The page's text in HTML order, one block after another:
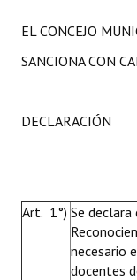
EL CONCEJO
SANCIONA CON
DECLARACIÓN
Art. 1°) Se
necesario
docentes